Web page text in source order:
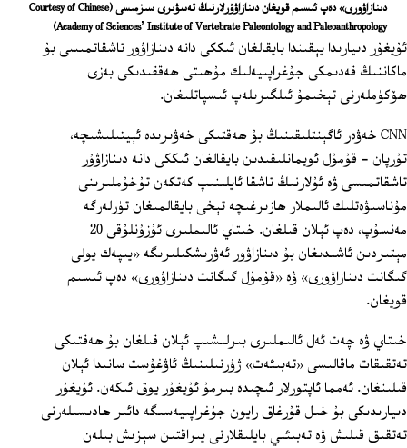
دىنازاۋورى» دەپ ئىسىم قويغان دىنازاۋۇرلارنىڭ تەسۋىرى سىزمىسى (Courtesy of Chinese
Academy of Sciences’ Institute of Vertebrate Paleontology and Paleoanthropology)
ئۇيغۇر دىيارىدا يېقىندا بايقالغان ئىككى دانە دىنازاۋور تاشقاتمىسى بۇ
ماكاننىڭ قەدىمكى جۇغراپىيەلىك مۇھىتى ھەققىدىكى بەزى
ھۆكۈملەرنى تېخىمۇ ئىلگىرىلەپ ئىسپاتلىغان.
CNN خەۋەر ئاگېنتلىقىنىڭ بۇ ھەقتىكى خەۋىرىدە ئېيتىلىشىچە،
تۇرپان - قۇمۇل ئويمانلىقىدىن بايقالغان ئىككى دانە دىنازاۋۇر
تاشقاتمىسى ۋە ئۇلارنىڭ تاشقا ئايلىنىپ كەتكەن تۇخۇملىرىنى
مۇناسىۋەتلىك ئالىملار ھازىرغىچە تېخى بايقالمىغان تۈرلەرگە
مەنسۇپ، دەپ ئېلان قىلغان. خىتاي ئالىملىرى ئۇزۇنلۇقى 20
مېتىردىن ئاشىدىغان بۇ دىنازاۋور ئەۋرىشكىلىرىگە «يىپەك يولى
گىگانت دىنازاۋورى» ۋە «قۇمۇل گىگانت دىنازاۋورى» دەپ ئىسىم
قويغان.
خىتاي ۋە چەت ئەل ئالىملىرى بىرلىشىپ ئېلان قىلغان بۇ ھەقتىكى
تەتقىقات ماقالىسى «تەبىئەت» ژۇرنىلىنىڭ ئاۋغۇست سانىدا ئېلان
قىلىنغان. ئەمما ئاپتورلار ئىچىدە بىرمۇ ئۇيغۇر يوق ئىكەن. ئۇيغۇر
دىيارىدىكى بۇ خىل قۇرغاق رايون جۇغراپىيەسىگە دائىر ھادىسىلەرنى
تەتقىق قىلىش ۋە تەبىئىي بايلىقلارنى يىراقتىن سېزىش بىلەن